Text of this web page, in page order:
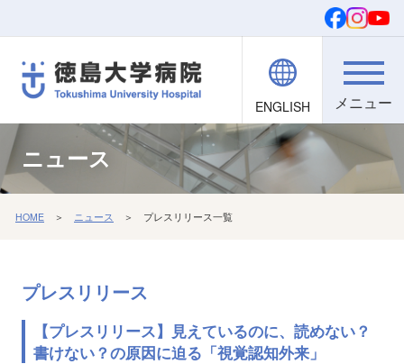
ご寄付
ENGLISH 検索
院内職員向け
文字・背景
ニュース
HOME ＞ ニュース ＞ プレスリリース一覧
プレスリリース
【プレスリリース】見えているのに、読めない？
書けない？の原因に迫る「視覚認知外来」